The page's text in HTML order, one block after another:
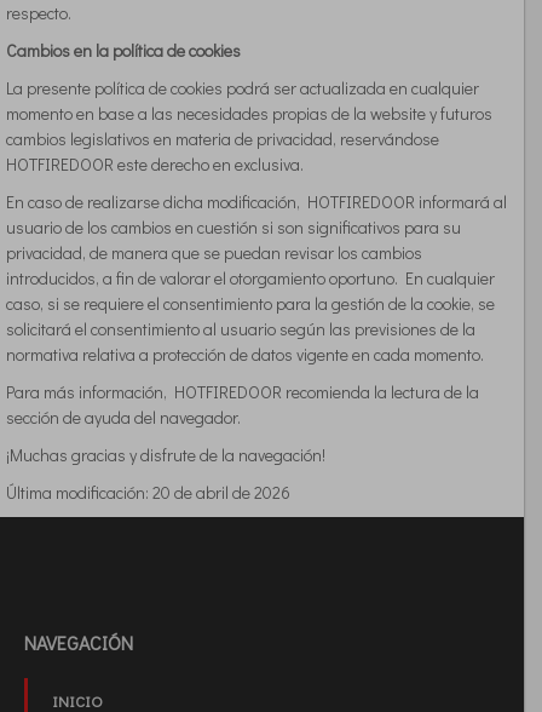
respecto.
Cambios en la política de cookies
La presente política de cookies podrá ser actualizada en cualquier
momento en base a las necesidades propias de la website y futuros
cambios legislativos en materia de privacidad, reservándose
HOTFIREDOOR este derecho en exclusiva.
En caso de realizarse dicha modificación, HOTFIREDOOR informará al
usuario de los cambios en cuestión si son significativos para su
privacidad, de manera que se puedan revisar los cambios
introducidos, a fin de valorar el otorgamiento oportuno. En cualquier
caso, si se requiere el consentimiento para la gestión de la cookie, se
solicitará el consentimiento al usuario según las previsiones de la
normativa relativa a protección de datos vigente en cada momento.
Para más información, HOTFIREDOOR recomienda la lectura de la
sección de ayuda del navegador.
¡Muchas gracias y disfrute de la navegación!
Última modificación: 20 de abril de 2026
NAVEGACIÓN
INICIO